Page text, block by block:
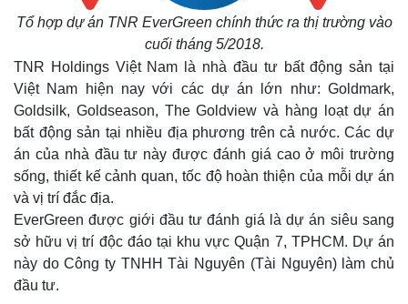
Tổ hợp dự án TNR EverGreen chính thức ra thị trường vào
cuối tháng 5/2018.
TNR Holdings Việt Nam là nhà đầu tư bất động sản tại
Việt Nam hiện nay với các dự án lớn như: Goldmark,
Goldsilk, Goldseason, The Goldview và hàng loạt dự án
bất động sản tại nhiều địa phương trên cả nước.Các dự
án của nhà đầu tư này được đánh giá cao ở môi trường
sống, thiết kế cảnh quan, tốc độ hoàn thiện của mỗi dự án
và vị trí đắc địa.
EverGreen được giới đầu tư đánh giá là dự án siêu sang
sở hữu vị trí độc đáo tại khu vực Quận 7, TPHCM. Dự án
này do Công ty TNHH Tài Nguyên (Tài Nguyên) làm chủ
đầu tư.